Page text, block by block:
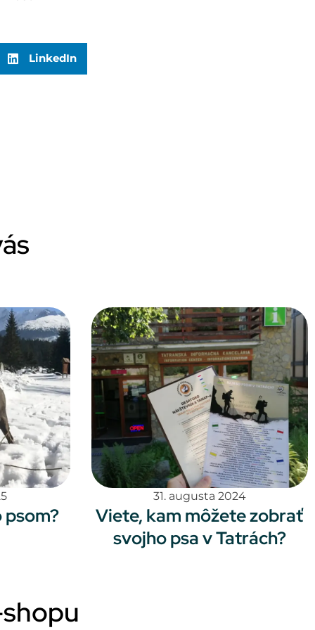
LinkedIn
psom?
31. augusta 2024
Viete, kam môžete zobrať
svojho psa v Tatrách?